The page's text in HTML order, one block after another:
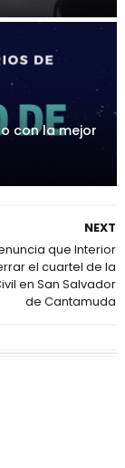
con la mejor
NEXT
que Interior
el cuartel de la
en San Salvador
de Cantamuda